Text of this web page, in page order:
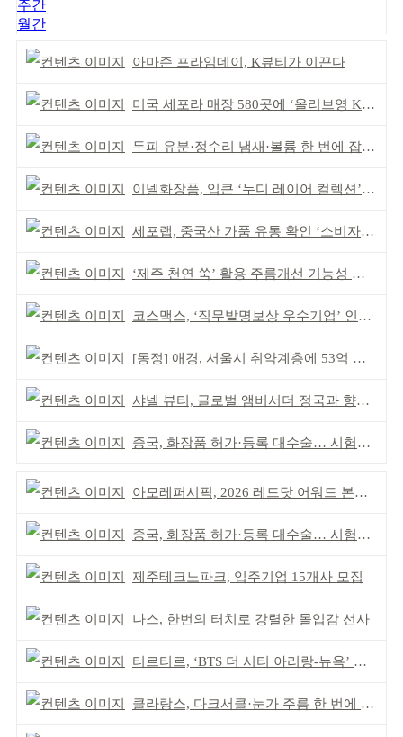
주간
월간
아마존 프라임데이, K뷰티가 이끈다
미국 세포라 매장 580곳에 ‘올리브영 K뷰티에딧’ 론칭
두피 유분·정수리 냄새·볼륨 한 번에 잡는다
이넬화장품, 입큰 ‘누디 레이어 컬렉션’ 출시
세포랩, 중국산 가품 유통 확인 ‘소비자 주의’ 당부
‘제주 천연 쑥’ 활용 주름개선 기능성 식약처 심사 통과
코스맥스, ‘직무발명보상 우수기업’ 인증 획득 IP 경영 강화
[동정] 애경, 서울시 취약계층에 53억 제품 기부
샤넬 뷰티, 글로벌 앰버서더 정국과 향수 캠페인 공개
중국, 화장품 허가·등록 대수술… 시험자료 공용 허용
아모레퍼시픽, 2026 레드닷 어워드 본상 2개 수상
중국, 화장품 허가·등록 대수술… 시험자료 공용 허용
제주테크노파크, 입주기업 15개사 모집
나스, 한번의 터치로 강렬한 몰입감 선사
티르티르, ‘BTS 더 시티 아리랑-뉴욕’ 참여
클라랑스, 다크서클·눈가 주름 한 번에 더블 케어